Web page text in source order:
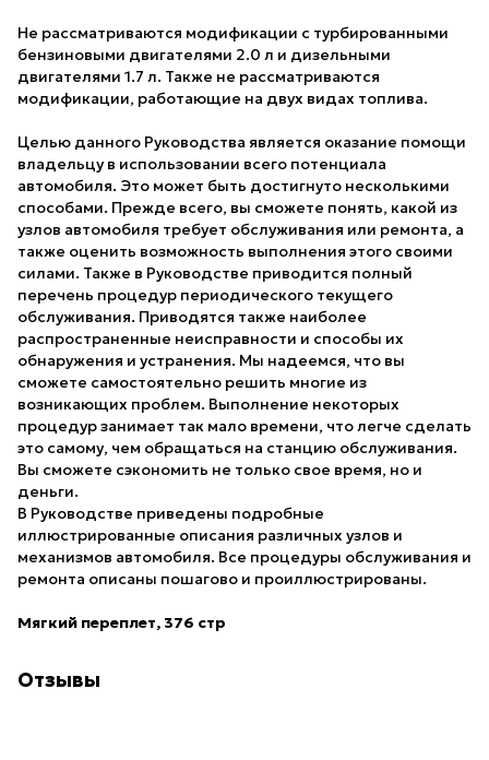
Не рассматриваются модификации с турбированными
бензиновыми двигателями 2.0 л и дизельными
двигателями 1.7 л. Также не рассматриваются
модификации, работающие на двух видах топлива.
Целью данного Руководства является оказание помощи
владельцу в использовании всего потенциала
автомобиля. Это может быть достигнуто несколькими
способами. Прежде всего, вы сможете понять, какой из
узлов автомобиля требует обслуживания или ремонта, а
также оценить возможность выполнения этого своими
силами. Также в Руководстве приводится полный
перечень процедур периодического текущего
обслуживания. Приводятся также наиболее
распространенные неисправности и способы их
обнаружения и устранения. Мы надеемся, что вы
сможете самостоятельно решить многие из
возникающих проблем. Выполнение некоторых
процедур занимает так мало времени, что легче сделать
это самому, чем обращаться на станцию обслуживания.
Вы сможете сэкономить не только свое время, но и
деньги.
В Руководстве приведены подробные
иллюстрированные описания различных узлов и
механизмов автомобиля. Все процедуры обслуживания и
ремонта описаны пошагово и проиллюстрированы.
Мягкий переплет, 376 стр
Отзывы